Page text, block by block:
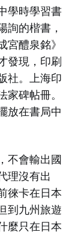
學時學習書
詢的楷書，
醴泉銘》
發現，印刷
社。上海印
碑帖冊。
放在書局中
不會輸出國
理沒有出
徠卡在日本
到九州旅遊
麼只在日本